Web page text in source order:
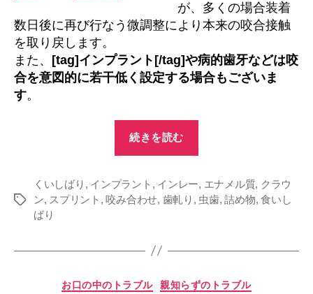
が、多くの場合装着
数日後に再び行なう微調整により本来の咬合接触
を取り戻します。
また、
[tag]インプラント[/tag]や病的歯牙などは咬
合を意図的に若干低く設定する場合もございま
す。
続きを読む
わ
せ
虫
タ
くいしばり , インプラント , インレー, エナメル質, クラウ
ン, スプリント ,咬み合わせ, 歯軋り , 虫歯,詰め物,食いし
ばり
カ
お口の中のトラブル 親知らずのトラブル